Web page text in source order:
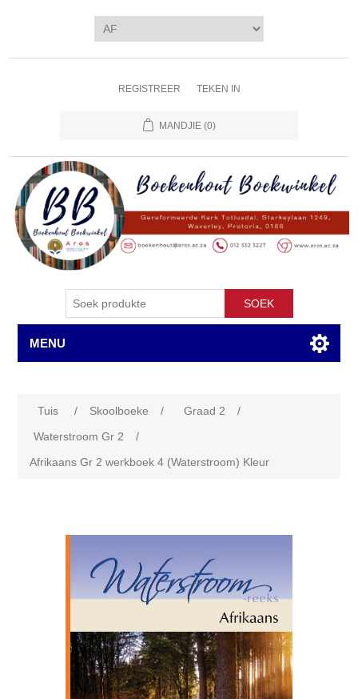
REGISTREER TEKEN IN
MANDJIE (0)
SOEK
MENU
Tuis / Skoolboeke / Graad 2
/
Waterstroom Gr 2
/
Afrikaans Gr 2 werkboek 4 (Waterstroom) Kleur